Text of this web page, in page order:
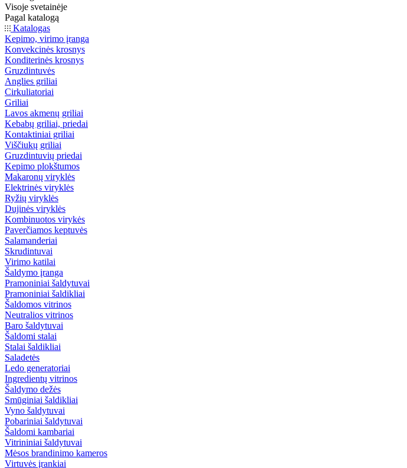
Visoje svetainėje
Pagal katalogą
Katalogas
Kepimo, virimo įranga
Konvekcinės krosnys
Konditerinės krosnys
Gruzdintuvės
Anglies griliai
Cirkuliatoriai
Griliai
Lavos akmenų griliai
Kebabų griliai, priedai
Kontaktiniai griliai
Viščiukų griliai
Gruzdintuvių priedai
Kepimo plokštumos
Makaronų viryklės
Elektrinės viryklės
Ryžių viryklės
Dujinės viryklės
Kombinuotos virykės
Paverčiamos keptuvės
Salamanderiai
Skrudintuvai
Virimo katilai
Šaldymo įranga
Pramoniniai šaldytuvai
Pramoniniai šaldikliai
Šaldomos vitrinos
Neutralios vitrinos
Baro šaldytuvai
Šaldomi stalai
Stalai šaldikliai
Saladetės
Ledo generatoriai
Ingredientų vitrinos
Šaldymo dežės
Smūginiai šaldikliai
Vyno šaldytuvai
Pobariniai šaldytuvai
Šaldomi kambariai
Vitrininiai šaldytuvai
Mėsos brandinimo kameros
Virtuvės įrankiai